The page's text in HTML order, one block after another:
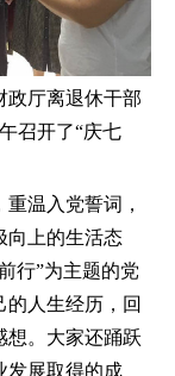
厅离退休干部
召开了“庆七
温入党誓词，
向上的生活态
行”为主题的党
的人生经历，回
想。大家还踊跃
发展取得的成